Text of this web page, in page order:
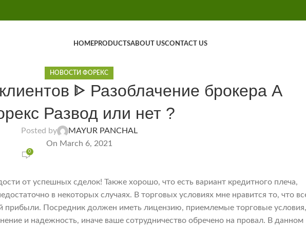
HOMEPRODUCTSABOUT USCONTACT US
НОВОСТИ ФОРЕКС
ᐈ Разоблачение брокера А
Развод или нет ?
Posted by
MAYUR PANCHAL
On March 6, 2021
0
от успешных сделок! Также хорошо, что есть вариант кредитного плеча,
в некоторых случаях. В торговых условиях мне нравится то, что
прибыли. Посредник должен иметь лицензию, приемлемые торговые условия,
и надежность, иначе ваше сотрудничество обречено на провал. В данном